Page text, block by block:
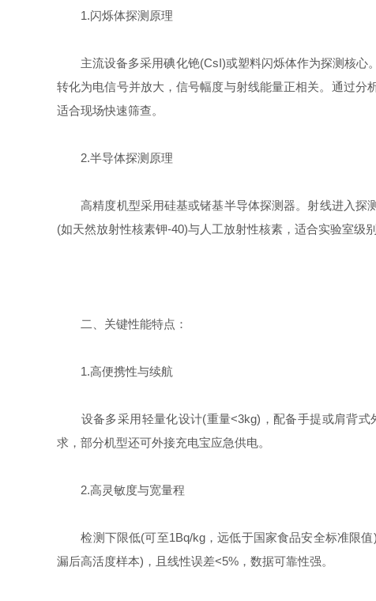
1.闪烁体探测原理​
主流设备多采用碘化铯(CsI)或塑料闪烁体作为探测核心
转化为电信号并放大，信号幅度与射线能量正相关。通过分
适合现场快速筛查。​
2.半导体探测原理​
高精度机型采用硅基或锗基半导体探测器。射线进入探
(如天然放射性核素钾-40)与人工放射性核素，适合实验室级
二、关键性能特点：
1.高便携性与续航​
设备多采用轻量化设计(重量<3kg)，配备手提或肩背式
求，部分机型还可外接充电宝应急供电。​
2.高灵敏度与宽量程​
检测下限低(可至1Bq/kg，远低于国家食品安全标准限值)
漏后高活度样本)，且线性误差<5%，数据可靠性强。​